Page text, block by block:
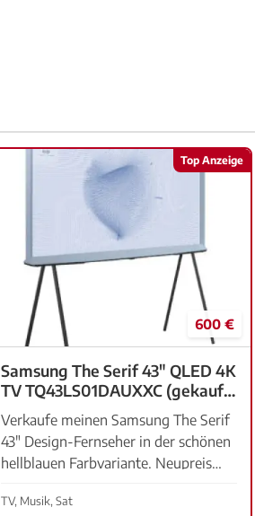
Top Anzeige
600 €
Samsung The Serif 43" QLED 4K
TV TQ43LS01DAUXXC (gekauft
2023)
Verkaufe meinen Samsung The Serif
43" Design-Fernseher in der schönen
hellblauen Farbvariante. Neupreis
Auflösung, ikonisches Design (Ronan
TV, Musik, Sat